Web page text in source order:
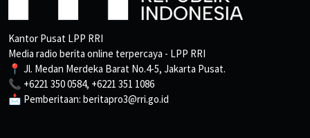
Kantor Pusat LPP RRI
Media radio berita online terpercaya - LPP RRI
📍 Jl. Medan Merdeka Barat No.4-5, Jakarta Pusat.
📞 +6221 350 0584, +6221 351 1086
📩 Pemberitaan: beritapro3@rri.go.id